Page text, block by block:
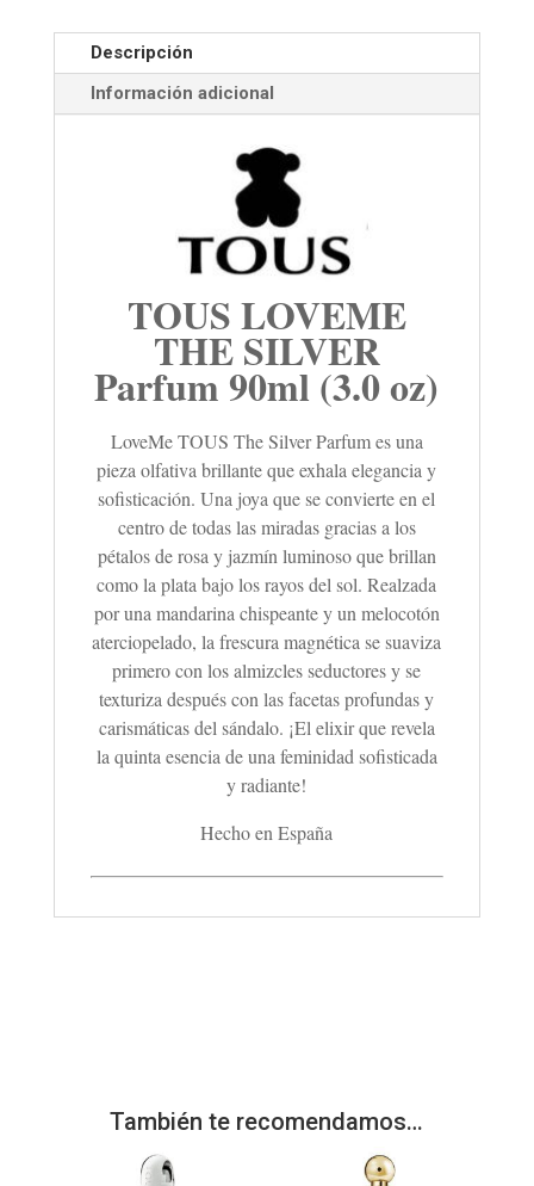
Descripción
Información adicional
TOUS LOVEME
THE SILVER
Parfum 90ml (3.0 oz)
LoveMe TOUS The Silver Parfum es una
pieza olfativa brillante que exhala elegancia y
sofisticación. Una joya que se convierte en el
centro de todas las miradas gracias a los
pétalos de rosa y jazmín luminoso que brillan
como la plata bajo los rayos del sol. Realzada
por una mandarina chispeante y un melocotón
aterciopelado, la frescura magnética se suaviza
primero con los almizcles seductores y se
texturiza después con las facetas profundas y
carismáticas del sándalo. ¡El elixir que revela
la quinta esencia de una feminidad sofisticada
y radiante!
Hecho en España
También te recomendamos…